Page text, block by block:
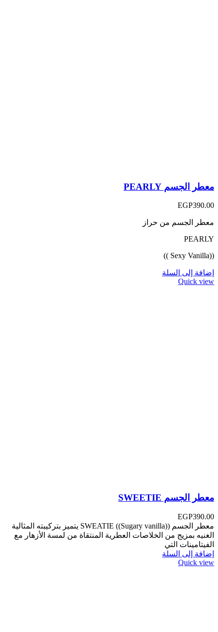
معطر الجسم PEARLY
EGP390.00
معطر الجسم من حراز
PEARLY
((Sexy Vanilla ))
إضافة إلى السلة
Quick view
معطر الجسم SWEETIE
EGP390.00
معطر الجسم SWEATIE ((Sugary vanilla)) ‏‎يتميز بتركيبته المثالية
الغنيه بمزيج من الخلاصات العطرية المنتقاة من لمسة الأزهار مع
الفيتامينات التي
إضافة إلى السلة
Quick view